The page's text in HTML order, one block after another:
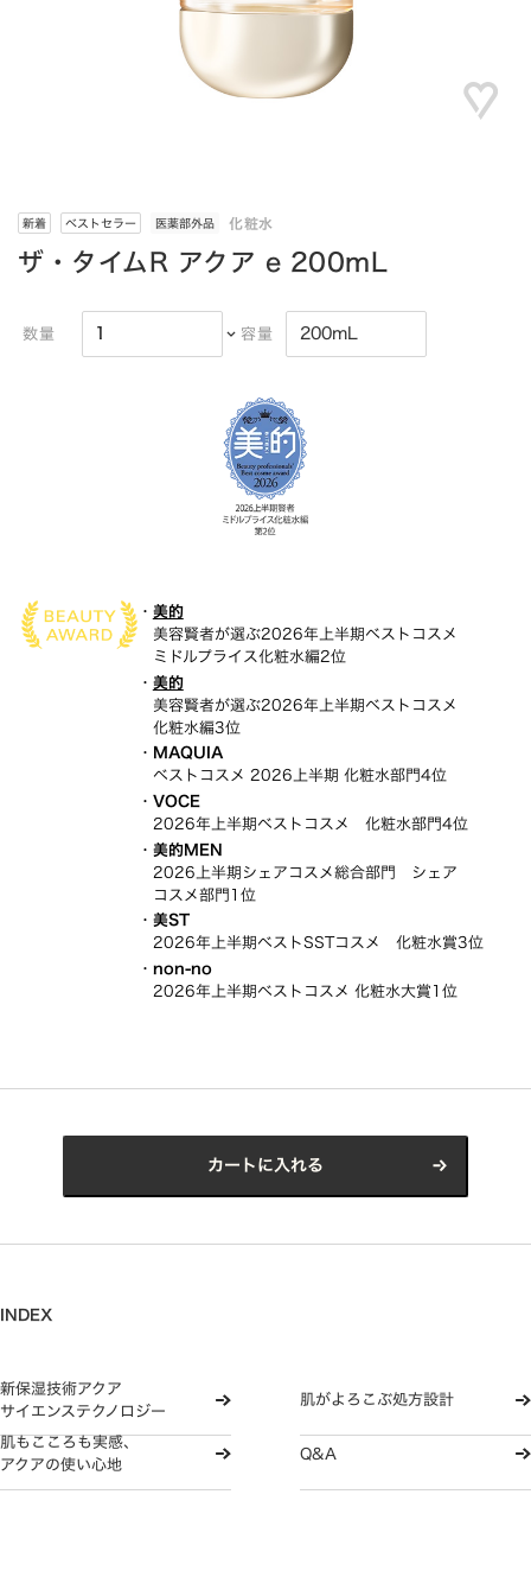
新着 ベストセラー 医薬部外品 化粧水
ザ・タイムR アクア e 200mL
数量 容量
美的
美容賢者が選ぶ2026年上半期ベストコスメ
ミドルプライス化粧水編2位
美的
美容賢者が選ぶ2026年上半期ベストコスメ
化粧水編3位
MAQUIA
ベストコスメ 2026上半期 化粧水部門4位
VOCE
2026年上半期ベストコスメ 化粧水部門4位
美的MEN
2026上半期シェアコスメ総合部門 シェア
コスメ部門 1位
美ST
2026年上半期ベストSSTコスメ 化粧水賞3位
non-no
2026年上半期ベストコスメ 化粧水大賞1位
カートに入れる
INDEX
新保湿技術アクア
サイエンステクノロジー
肌がよろこぶ処方設計
肌もこころも実感、
アクアの使い心地
Q&A